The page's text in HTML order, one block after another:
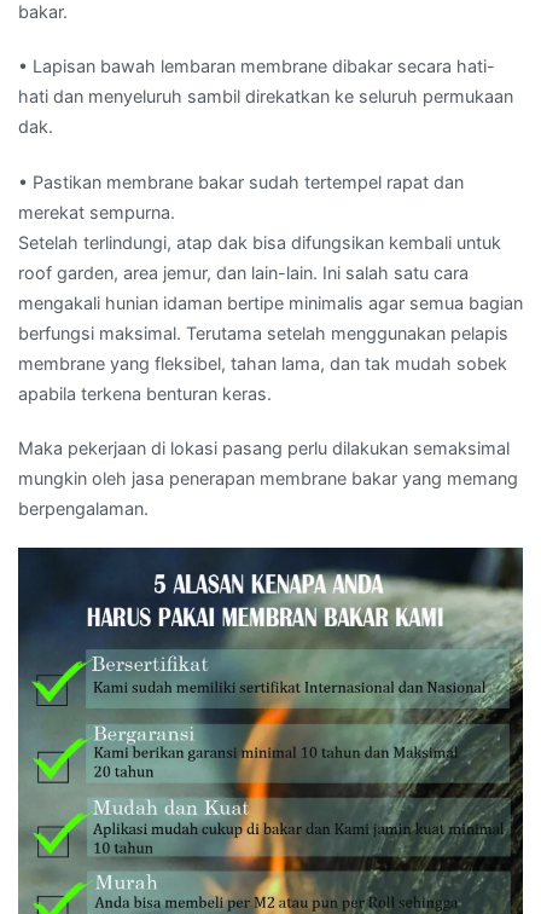
bakar.
• Lapisan bawah lembaran membrane dibakar secara hati-
hati dan menyeluruh sambil direkatkan ke seluruh permukaan
dak.
• Pastikan membrane bakar sudah tertempel rapat dan
merekat sempurna.
Setelah terlindungi, atap dak bisa difungsikan kembali untuk
roof garden, area jemur, dan lain-lain. Ini salah satu cara
mengakali hunian idaman bertipe minimalis agar semua bagian
berfungsi maksimal. Terutama setelah menggunakan pelapis
membrane yang fleksibel, tahan lama, dan tak mudah sobek
apabila terkena benturan keras.
Maka pekerjaan di lokasi pasang perlu dilakukan semaksimal
mungkin oleh jasa penerapan membrane bakar yang memang
berpengalaman.